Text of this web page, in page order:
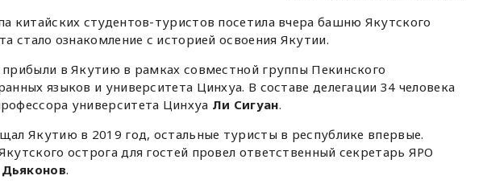
китайских студентов-туристов посетила вчера башню Якутского
стало ознакомление с историей освоения Якутии.
в Якутию в рамках совместной группы Пекинского
языков и университета Цинхуа. В составе делегации 34 человека
университета Цинхуа Ли Сигуан.
Якутию в 2019 год, остальные туристы в республике впервые.
острога для гостей провел ответственный секретарь ЯРО
.